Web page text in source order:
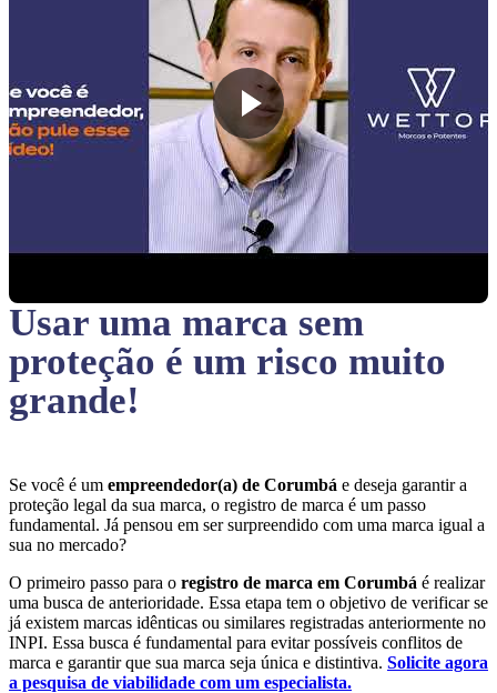
Usar uma marca sem
proteção é um risco muito
grande!
Se você é um empreendedor(a) de Corumbá e deseja garantir a
proteção legal da sua marca, o registro de marca é um passo
fundamental. Já pensou em ser surpreendido com uma marca igual a
sua no mercado?
O primeiro passo para o registro de marca em Corumbá é realizar
uma busca de anterioridade. Essa etapa tem o objetivo de verificar se
já existem marcas idênticas ou similares registradas anteriormente no
INPI. Essa busca é fundamental para evitar possíveis conflitos de
marca e garantir que sua marca seja única e distintiva. Solicite agora
a pesquisa de viabilidade com um especialista.